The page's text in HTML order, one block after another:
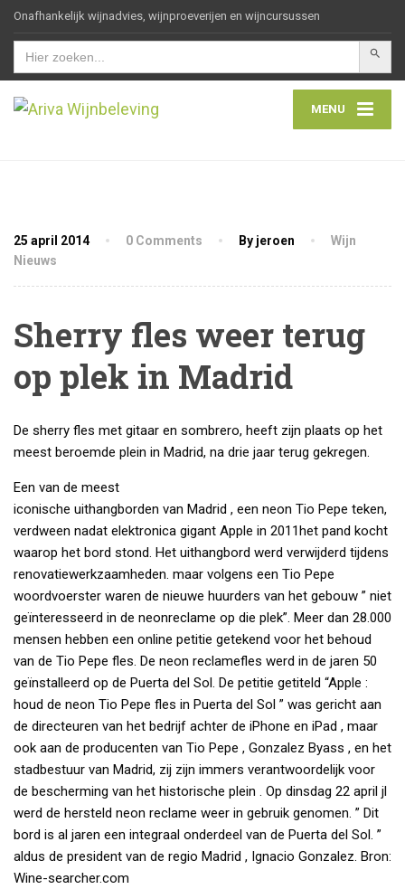
Onafhankelijk wijnadvies, wijnproeverijen en wijncursussen
Zoek
naar:
MENU
25 april 2014 0 Comments By jeroen
Wijn
Nieuws
Sherry fles weer terug
op plek in Madrid
De sherry fles met gitaar en sombrero, heeft zijn plaats op het
meest beroemde plein in Madrid, na drie jaar terug gekregen.
Een van de meest
iconische uithangborden van Madrid , een neon Tio Pepe teken,
verdween nadat elektronica gigant Apple in 2011het pand kocht
waarop het bord stond. Het uithangbord werd verwijderd tijdens
renovatiewerkzaamheden. maar volgens een Tio Pepe
woordvoerster waren de nieuwe huurders van het gebouw ” niet
geïnteresseerd in de neonreclame op die plek”. Meer dan 28.000
mensen hebben een online petitie getekend voor het behoud
van de Tio Pepe fles. De neon reclamefles werd in de jaren 50
geïnstalleerd op de Puerta del Sol. De petitie getiteld “Apple :
houd de neon Tio Pepe fles in Puerta del Sol ” was gericht aan
de directeuren van het bedrijf achter de iPhone en iPad , maar
ook aan de producenten van Tio Pepe , Gonzalez Byass , en het
stadbestuur van Madrid, zij zijn immers verantwoordelijk voor
de bescherming van het historische plein . Op dinsdag 22 april jl
werd de hersteld neon reclame weer in gebruik genomen. ” Dit
bord is al jaren een integraal onderdeel van de Puerta del Sol. ”
aldus de president van de regio Madrid , Ignacio Gonzalez. Bron:
Wine-searcher.com